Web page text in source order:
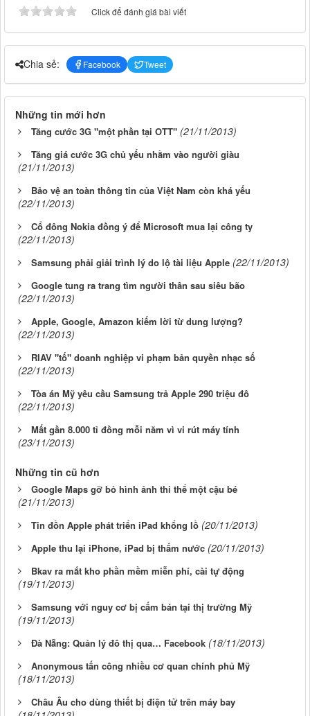
Click để đánh giá bài viết
Chia sẻ: Facebook Tweet
Những tin mới hơn
Tăng cước 3G "một phần tại OTT" (21/11/2013)
Tăng giá cước 3G chủ yếu nhằm vào người giàu
(21/11/2013)
Bảo vệ an toàn thông tin của Việt Nam còn khá yếu
(22/11/2013)
Cổ đông Nokia đồng ý để Microsoft mua lại công ty
(22/11/2013)
Samsung phải giải trình lý do lộ tài liệu Apple (22/11/2013)
Google tung ra trang tìm người thân sau siêu bão
(22/11/2013)
Apple, Google, Amazon kiếm lời từ dung lượng?
(22/11/2013)
RIAV "tố" doanh nghiệp vi phạm bản quyền nhạc số
(22/11/2013)
Tòa án Mỹ yêu cầu Samsung trả Apple 290 triệu đô
(22/11/2013)
Mất gần 8.000 tỉ đồng mỗi năm vì vi rút máy tính
(23/11/2013)
Những tin cũ hơn
Google Maps gỡ bỏ hình ảnh thi thể một cậu bé
(21/11/2013)
Tin đồn Apple phát triển iPad khổng lồ (20/11/2013)
Apple thu lại iPhone, iPad bị thấm nước (20/11/2013)
Bkav ra mắt kho phần mềm miễn phí, cài tự động
(19/11/2013)
Samsung với nguy cơ bị cấm bán tại thị trường Mỹ
(19/11/2013)
Đà Nẵng: Quản lý đô thị qua… Facebook (18/11/2013)
Anonymous tấn công nhiều cơ quan chính phủ Mỹ
(18/11/2013)
Châu Âu cho dùng thiết bị điện tử trên máy bay